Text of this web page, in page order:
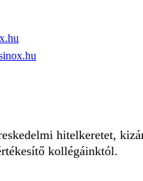
hitelkeretet,
kollégáinktól.